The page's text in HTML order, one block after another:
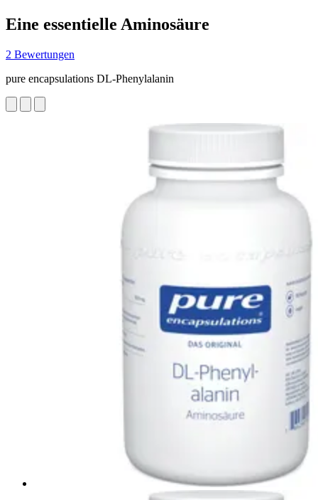
Eine essentielle Aminosäure
2 Bewertungen
pure encapsulations DL-Phenylalanin